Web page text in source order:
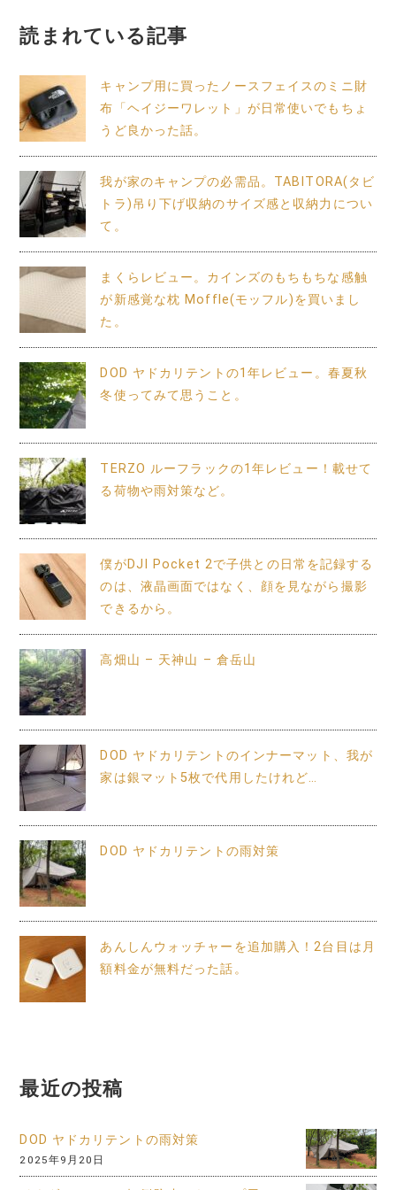
ン
読まれている記事
キャンプ用に買ったノースフェイスのミニ財
布「ヘイジーワレット」が日常使いでもちょ
うど良かった話。
我が家のキャンプの必需品。TABITORA(タビ
トラ)吊り下げ収納のサイズ感と収納力につい
て。
まくらレビュー。カインズのもちもちな感触
が新感覚な枕 Moffle(モッフル)を買いまし
た。
DOD ヤドカリテントの1年レビュー。春夏秋
冬使ってみて思うこと。
TERZO ルーフラックの1年レビュー！載せて
る荷物や雨対策など。
僕がDJI Pocket 2で子供との日常を記録する
のは、液晶画面ではなく、顔を見ながら撮影
できるから。
高畑山 – 天神山 – 倉岳山
DOD ヤドカリテントのインナーマット、我が
家は銀マット5枚で代用したけれど…
DOD ヤドカリテントの雨対策
あんしんウォッチャーを追加購入！2台目は月
額料金が無料だった話。
最近の投稿
DOD ヤドカリテントの雨対策
2025年9月20日